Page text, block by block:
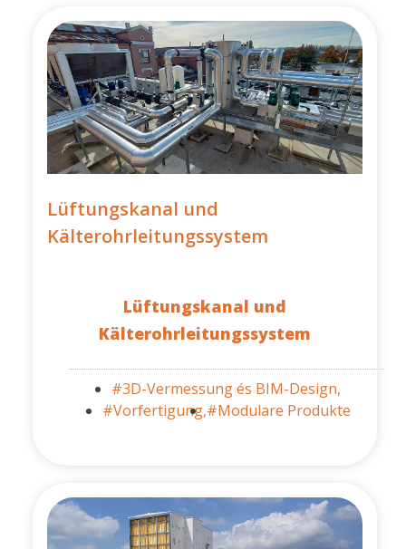
Lüftungskanal und
Kälterohrleitungssystem
Lüftungskanal und
Kälterohrleitungssystem
#3D-Vermessung és BIM-Design,
#Vorfertigung,#Modulare Produkte